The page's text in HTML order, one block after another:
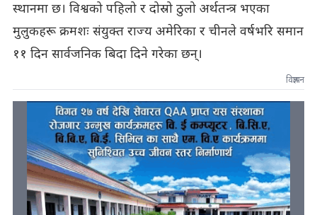
स्थानमा छ। विश्वको पहिलो र दोस्रो ठुलो अर्थतन्त्र भएका
मुलुकहरू क्रमशः संयुक्त राज्य अमेरिका र चीनले वर्षभरि समान
११ दिन सार्वजनिक बिदा दिने गरेका छन्।
विज्ञापन